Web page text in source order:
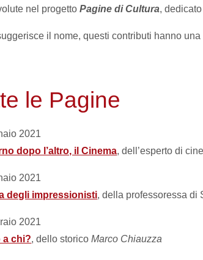
nel progettoPagine di Cultura,
il nome, questi contributi hanno
le Pagine
2021
dopo l’altro, il Cinema, dell’esperto di
2021
degli impressionisti, della professoressa di
2021
a chi?, dello storicoMarco Chiauzza